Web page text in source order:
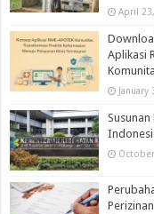
April
Aplikasi
January
Susunan